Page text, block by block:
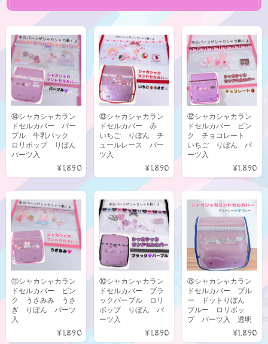
⑭シャカシャカラン
ドセルカバー パー
プル 牛乳パック
ロリポップ りぼん
パーツ入
¥1,890
⑬シャカシャカラン
ドセルカバー 赤
いちご りぼん チ
ュールレース パー
ツ入
¥1,890
⑫シャカシャカラン
ドセルカバー ピン
ク チョコレート
いちご りぼん パ
ーツ入
¥1,890
⑪シャカシャカラン
ドセルカバー ピン
ク うさみみ うさ
ぎ りぼん パーツ
入
¥1,890
⑩シャカシャカラン
ドセルカバー ブラ
ックパープル ロリ
ポップ りぼん パ
ーツ入
¥1,890
⑧シャカシャカラン
ドセルカバー ブル
ー ドットりぼん
ブルー ロリポッ
プ パーツ入 透明
¥1,890